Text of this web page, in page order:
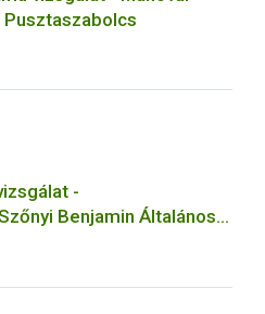
Pusztaszabolcs
-
Benjamin Általános